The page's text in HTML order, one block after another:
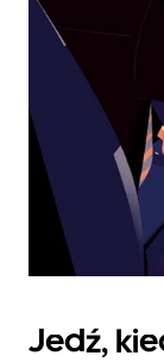
kalendarz.
Jedź,